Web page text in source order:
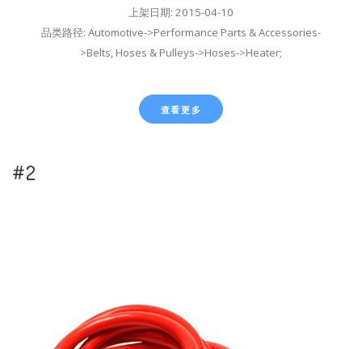
上架日期: 2015-04-10
品类路径: Automotive->Performance Parts & Accessories-
>Belts, Hoses & Pulleys->Hoses->Heater;
查看更多
#2